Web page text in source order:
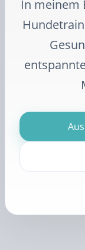
In meinem